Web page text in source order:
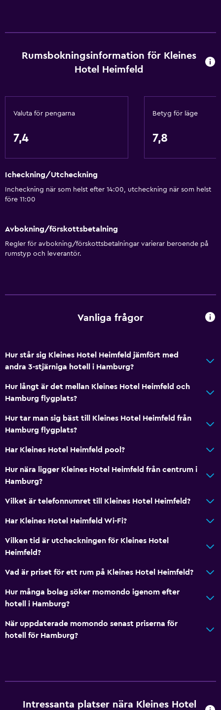
Tillgänglighet och lämplighet
Hiss
Fjäderfri kudde
Badrum
Dusch
Sovrum
Kudde med fjäderstoppning
Garderob eller klädkammare
Allmänt
Familjerum
Heltäckningsmatta
Vardagsrum
Förvaring
Media och underhållning
TV
Parkering och transport
Gratis parkering
Fax/kopieringsmöjligheter
Förstahjälpenlåda
Rumsbokningsinformation för Kleines
Hotel Heimfeld
Valuta för pengarna
7,4
Betyg för läge
7,8
Icheckning/Utcheckning
Incheckning när som helst efter 14:00, utcheckning när som helst
före 11:00
Avbokning/förskottsbetalning
Regler för avbokning/förskottsbetalningar varierar beroende på
rumstyp och leverantör.
Vanliga frågor
Hur står sig Kleines Hotel Heimfeld jämfört med
andra 3-stjärniga hotell i Hamburg?
Hur långt är det mellan Kleines Hotel Heimfeld och
Hamburg flygplats?
Hur tar man sig bäst till Kleines Hotel Heimfeld från
Hamburg flygplats?
Har Kleines Hotel Heimfeld pool?
Hur nära ligger Kleines Hotel Heimfeld från centrum i
Hamburg?
Vilket är telefonnumret till Kleines Hotel Heimfeld?
Har Kleines Hotel Heimfeld Wi-Fi?
Vilken tid är utcheckningen för Kleines Hotel
Heimfeld?
Vad är priset för ett rum på Kleines Hotel Heimfeld?
Hur många bolag söker momondo igenom efter
hotell i Hamburg?
När uppdaterade momondo senast priserna för
hotell för Hamburg?
Intressanta platser nära Kleines Hotel